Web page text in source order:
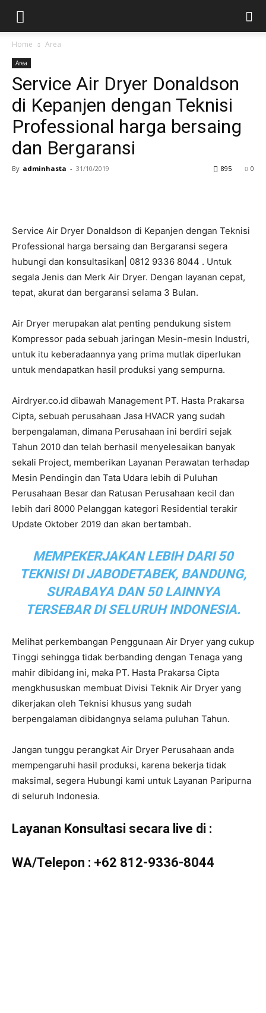
Home Area
Area
Service Air Dryer Donaldson
di Kepanjen dengan Teknisi
Professional harga bersaing
dan Bergaransi
By adminhasta - 31/10/2019 0
895
Service Air Dryer Donaldson di Kepanjen dengan Teknisi
Professional harga bersaing dan Bergaransi segera
hubungi dan konsultasikan| 0812 9336 8044 . Untuk
segala Jenis dan Merk Air Dryer. Dengan layanan cepat,
tepat, akurat dan bergaransi selama 3 Bulan.
Air Dryer merupakan alat penting pendukung sistem
Kompressor pada sebuah jaringan Mesin-mesin Industri,
untuk itu keberadaannya yang prima mutlak diperlukan
untuk mendapatkan hasil produksi yang sempurna.
Airdryer.co.id dibawah Management PT. Hasta Prakarsa
Cipta, sebuah perusahaan Jasa HVACR yang sudah
berpengalaman, dimana Perusahaan ini berdiri sejak
Tahun 2010 dan telah berhasil menyelesaikan banyak
sekali Project, memberikan Layanan Perawatan terhadap
Mesin Pendingin dan Tata Udara lebih di Puluhan
Perusahaan Besar dan Ratusan Perusahaan kecil dan
lebih dari 8000 Pelanggan kategori Residential terakir
Update Oktober 2019 dan akan bertambah.
MEMPEKERJAKAN LEBIH DARI 50
TEKNISI DI JABODETABEK, BANDUNG,
SURABAYA DAN 50 LAINNYA
TERSEBAR DI SELURUH INDONESIA.
Melihat perkembangan Penggunaan Air Dryer yang cukup
Tinggi sehingga tidak berbanding dengan Tenaga yang
mahir dibidang ini, maka PT. Hasta Prakarsa Cipta
mengkhususkan membuat Divisi Teknik Air Dryer yang
dikerjakan oleh Teknisi khusus yang sudah
berpengalaman dibidangnya selama puluhan Tahun.
Jangan tunggu perangkat Air Dryer Perusahaan anda
mempengaruhi hasil produksi, karena bekerja tidak
maksimal, segera Hubungi kami untuk Layanan Paripurna
di seluruh Indonesia.
Layanan Konsultasi secara live di :
WA/Telepon : +62 812-9336-8044